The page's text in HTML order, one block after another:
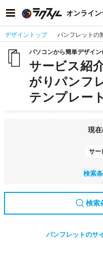
オンライ
デザイントップ パンフレットの
パソコンから簡単デザイ
サービス紹
がりパンフ
テンプレー
現
サー
検索
検索
パンフレットのサ